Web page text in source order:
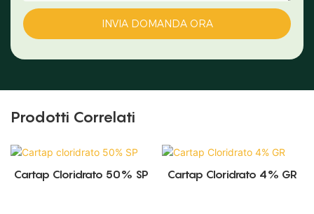
INVIA DOMANDA ORA
Prodotti Correlati
Cartap Cloridrato 50% SP Cartap Cloridrato 4% GR